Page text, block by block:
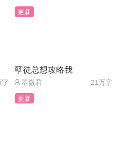
字
更新
孽徒总想攻略我
翠微君 21万字
更新